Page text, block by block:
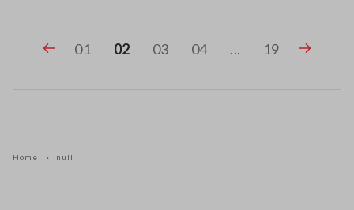
01 02 03 04 ... 19
Home null